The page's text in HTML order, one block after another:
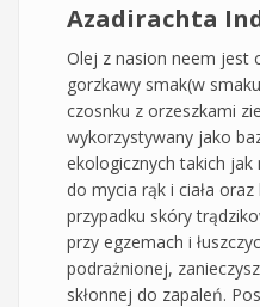
Azadirachta
Olej z nasion neem jest
gorzkawy smak(w
czosnku z orzeszkami
wykorzystywany jako
ekologicznych takich jak
do mycia rąk i ciała
przypadku skóry
przy egzemach i
podrażnionej,
skłonnej do zapaleń.